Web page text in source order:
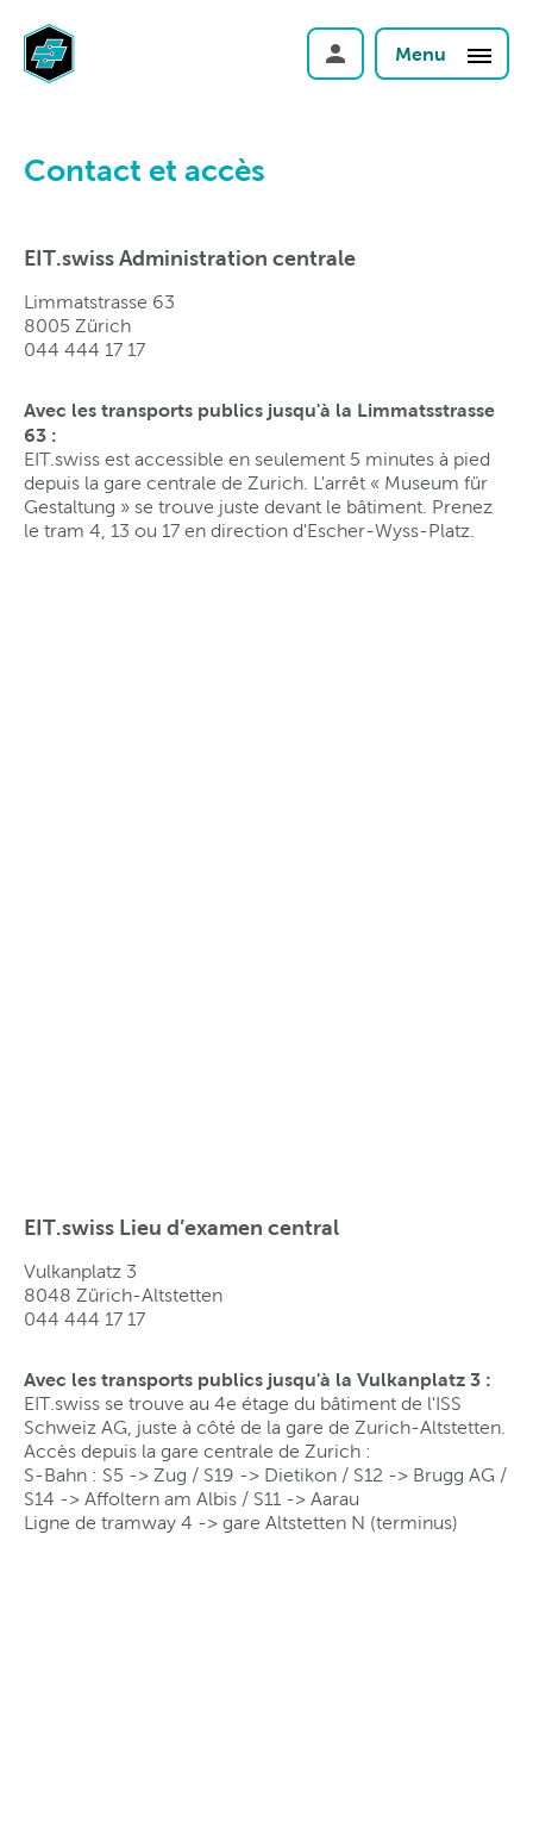
Menu
Contact et accès
EIT.swiss Administration centrale
Limmatstrasse 63
8005 Zürich
044 444 17 17
Avec les transports publics jusqu'à la Limmatsstrasse
63 :
EIT.swiss est accessible en seulement 5 minutes à pied
depuis la gare centrale de Zurich. L'arrêt « Museum für
Gestaltung » se trouve juste devant le bâtiment. Prenez
le tram 4, 13 ou 17 en direction d'Escher-Wyss-Platz.
EIT.swiss Lieu d’examen central
Vulkanplatz 3
8048 Zürich-Altstetten
044 444 17 17
Avec les transports publics jusqu'à la Vulkanplatz 3 :
EIT.swiss se trouve au 4e étage du bâtiment de l'ISS
Schweiz AG, juste à côté de la gare de Zurich-Altstetten.
Accès depuis la gare centrale de Zurich :
S-Bahn : S5 -> Zug / S19 -> Dietikon / S12 -> Brugg AG /
S14 -> Affoltern am Albis / S11 -> Aarau
Ligne de tramway 4 -> gare Altstetten N (terminus)